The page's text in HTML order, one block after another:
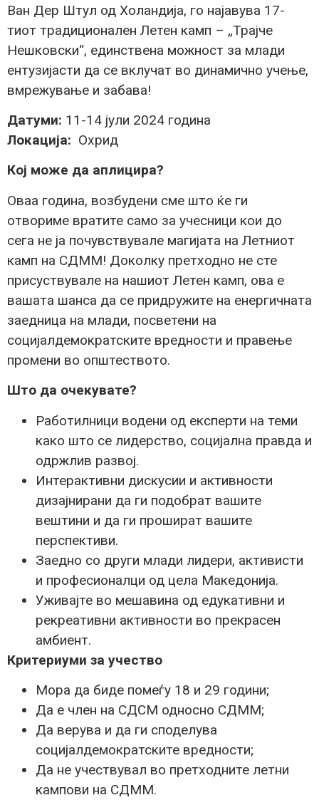
Ван Дер Штул од Холандија, го најавува 17-
тиот традиционален Летен камп – „Трајче
Нешковски“, единствена можност за млади
ентузијасти да се вклучат во динамично учење,
вмрежување и забава!
Датуми: 11-14 јули 2024 година
Локација: Охрид
Кој може да аплицира?
Оваа година, возбудени сме што ќе ги
отвориме вратите само за учесници кои до
сега не ја почувствувале магијата на Летниот
камп на СДММ! Доколку претходно не сте
присуствувале на нашиот Летен камп, ова е
вашата шанса да се придружите на енергичната
заедница на млади, посветени на
социјалдемократските вредности и правење
промени во општеството.
Што да очекувате?
Работилници водени од експерти на теми
како што се лидерство, социјална правда и
одржлив развој.
Интерактивни дискусии и активности
дизајнирани да ги подобрат вашите
вештини и да ги прошират вашите
перспективи.
Заедно со други млади лидери, активисти
и професионалци од цела Македонија.
Уживајте во мешавина од едукативни и
рекреативни активности во прекрасен
амбиент.
Критериуми за учество
Мора да биде помеѓу 18 и 29 години;
Да е член на СДСМ односно СДММ;
Да верува и да ги споделува
социјалдемократските вредности;
Да не учествувал во претходните летни
кампови на СДММ.